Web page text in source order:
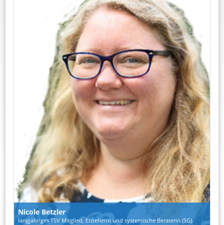
Nicole Betzler
langjähriges TSV Mitglied, Erzieherin und systemische Beraterin (SG).